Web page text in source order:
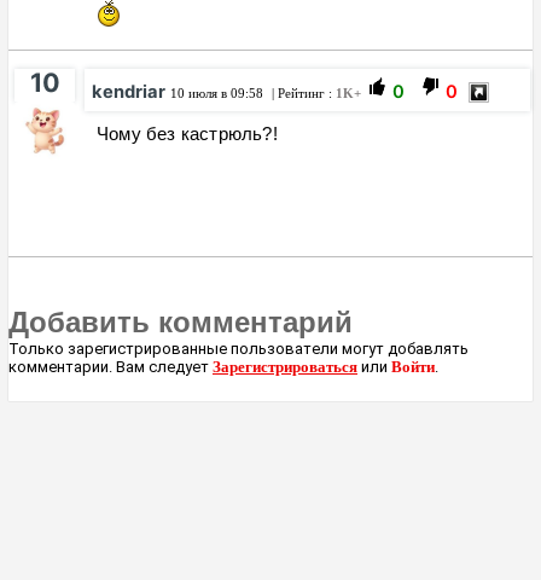
10 kendriar 10 июля в 09:58 | Рейтинг : 1K+ 0 0
Чому без кастрюль?!
Добавить комментарий
Только зарегистрированные пользователи могут добавлять
комментарии. Вам следует Зарегистрироваться или Войти